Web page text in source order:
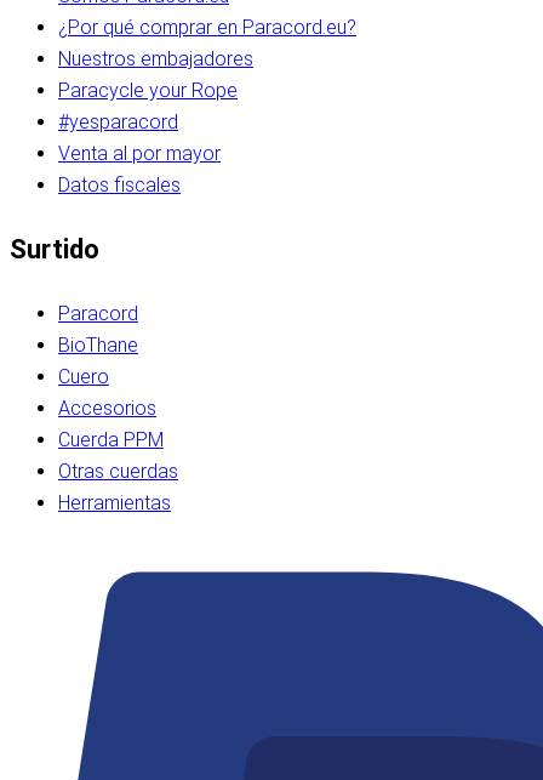
¿Por qué comprar en Paracord.eu?
Nuestros embajadores
Paracycle your Rope
#yesparacord
Venta al por mayor
Datos fiscales
Surtido
Paracord
BioThane
Cuero
Accesorios
Cuerda PPM
Otras cuerdas
Herramientas